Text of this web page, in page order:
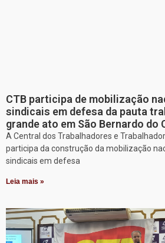
CTB participa de mobilização
sindicais em defesa da pauta
grande ato em São Bernardo do
A Central dos Trabalhadores e
participa da construção da mobilização
sindicais em defesa
Leia mais »